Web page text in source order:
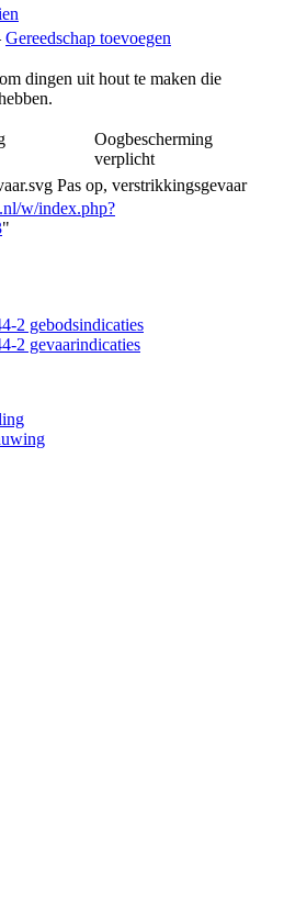
Gereedschap toevoegen
dingen uit hout te maken die
Oogbescherming
verplicht
Pas op, verstrikkingsgevaar
w/index.php?
"
2 gebodsindicaties
2 gevaarindicaties